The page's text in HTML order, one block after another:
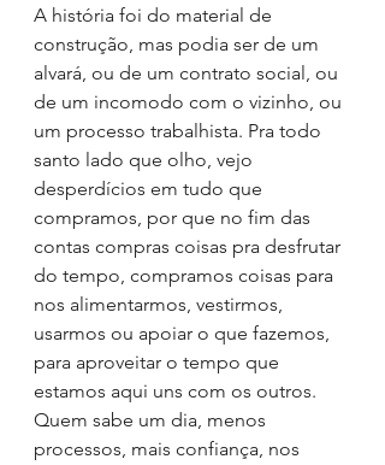
A história foi do material de
construção, mas podia ser de um
alvará, ou de um contrato social, ou
de um incomodo com o vizinho, ou
um processo trabalhista. Pra todo
santo lado que olho, vejo
desperdícios em tudo que
compramos, por que no fim das
contas compras coisas pra desfrutar
do tempo, compramos coisas para
nos alimentarmos, vestirmos,
usarmos ou apoiar o que fazemos,
para aproveitar o tempo que
estamos aqui uns com os outros.
Quem sabe um dia, menos
processos, mais confiança, nos